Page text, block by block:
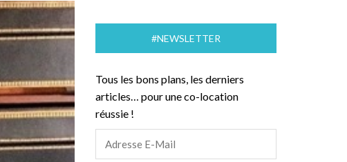
#NEWSLETTER
Tous les bons plans, les derniers
articles… pour une co-location
réussie !